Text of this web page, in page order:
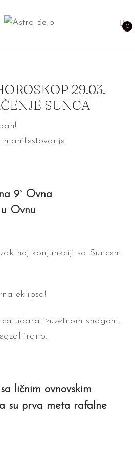
0
29.03.
SUNCA
manifestovanje.
9° Ovna
Ovnu
konjunkciji sa Suncem
eklipsa!
udara izuzetnom snagom,
ličnim ovnovskim
su prva meta rafalne